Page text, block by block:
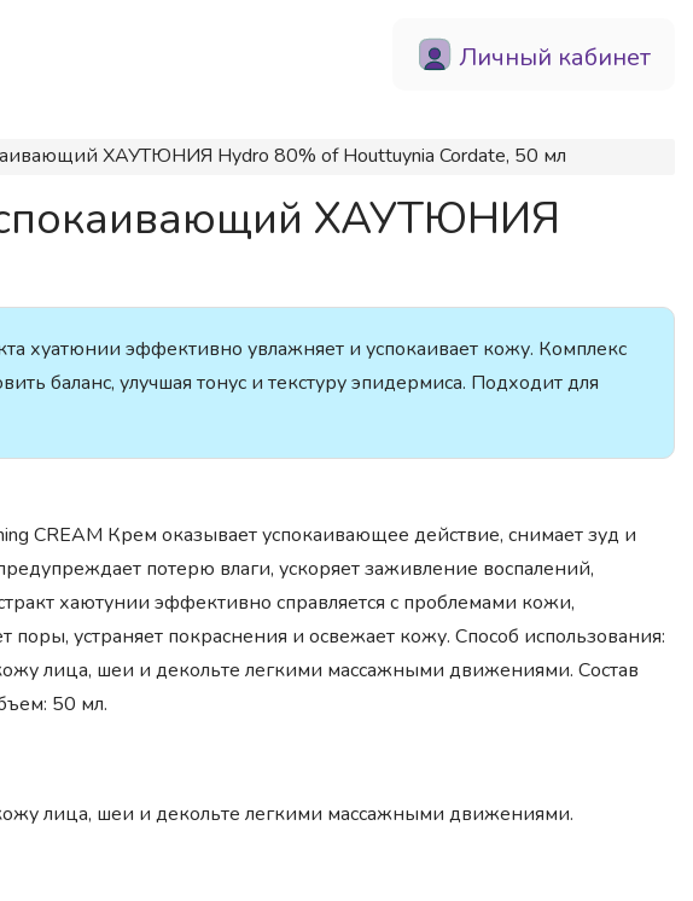
Личный кабинет
ХАУТЮНИЯ Hydro 80% of Houttuynia Cordate, 50 мл
ХАУТЮНИЯ
хуатюнии эффективно увлажняет и успокаивает кожу. Комплекс
баланс, улучшая тонус и текстуру эпидермиса. Подходит для
CREAM Крем оказывает успокаивающее действие, снимает зуд и
потерю влаги, ускоряет заживление воспалений,
хаютунии эффективно справляется с проблемами кожи,
поры, устраняет покраснения и освежает кожу. Способ использования:
лица, шеи и декольте легкими массажными движениями. Состав
50 мл.
лица, шеи и декольте легкими массажными движениями.